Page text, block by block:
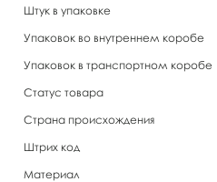
Штук в упаковке
Упаковок во внутреннем коробе
Упаковок в транспортном коробе
Статус товара
Страна происхождения
Штрих код
Материал